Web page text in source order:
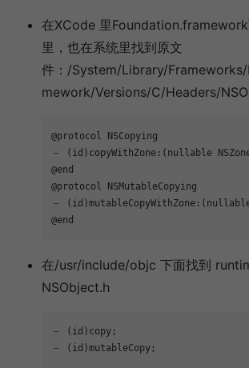
在XCode 里
里，也在系统里找到原文
件：/System/Library/
mework/Versions/C/Headers/
@protocol NSCopying
－ (id)copyWithZone:(nullable
@end
@protocol NSMutableCopying
－
@end
在/usr/include/objc 下面找到
NSObject.h
－ (id)copy;
－ (id)mutableCopy;